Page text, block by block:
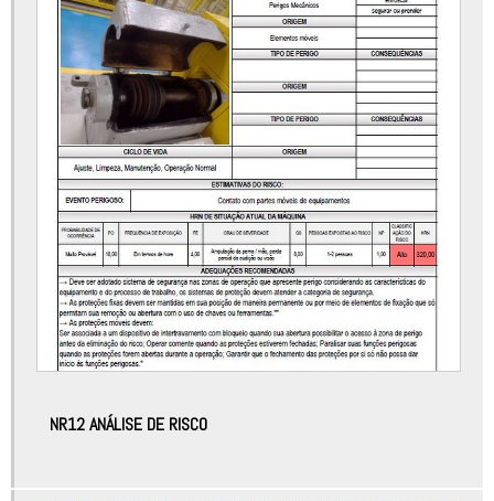
Análise de risco nr12
Análise de risco plataforma elevatória
Análise de risco prensa hidráulica
Análise de risco projeto
Análise preliminar de risco nr12
Apreciação de riscos
Apreciação de riscos de máquinas e equipamentos
Apreciação de riscos hrn
Apreciação de riscos nr12
Atuadores automação industrial
NR12 ANÁLISE DE RISCO